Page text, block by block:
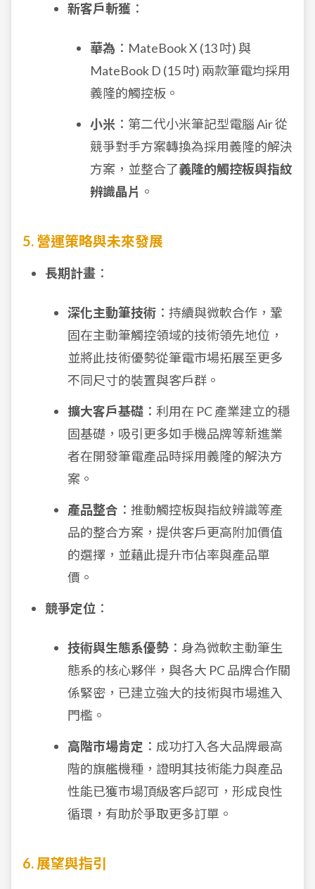
新客戶斬獲 ：
華為 ：MateBook X (13 吋) 與
MateBook D (15 吋) 兩款筆電均採用
義隆的觸控板。
小米 ：第二代小米筆記型電腦 Air 從
競爭對手方案轉換為採用義隆的解決
方案，並整合了義隆的觸控板與指紋
辨識晶片 。
5. 營運策略與未來發展
長期計畫 ：
深化主動筆技術 ：持續與微軟合作，鞏
固在主動筆觸控領域的技術領先地位，
並將此技術優勢從筆電市場拓展至更多
不同尺寸的裝置與客戶群。
擴大客戶基礎 ：利用在 PC 產業建立的穩
固基礎，吸引更多如手機品牌等新進業
者在開發筆電產品時採用義隆的解決方
案。
產品整合 ：推動觸控板與指紋辨識等產
品的整合方案，提供客戶更高附加價值
的選擇，並藉此提升市佔率與產品單
價。
競爭定位 ：
技術與生態系優勢 ：身為微軟主動筆生
態系的核心夥伴，與各大 PC 品牌合作關
係緊密，已建立強大的技術與市場進入
門檻。
高階市場肯定 ：成功打入各大品牌最高
階的旗艦機種，證明其技術能力與產品
性能已獲市場頂級客戶認可，形成良性
循環，有助於爭取更多訂單。
6. 展望與指引